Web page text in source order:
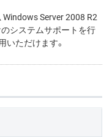
Windows Server 2008 R2
システムサポートを行
いただけます。